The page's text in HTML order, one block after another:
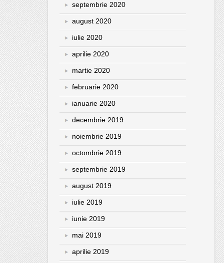
septembrie 2020
august 2020
iulie 2020
aprilie 2020
martie 2020
februarie 2020
ianuarie 2020
decembrie 2019
noiembrie 2019
octombrie 2019
septembrie 2019
august 2019
iulie 2019
iunie 2019
mai 2019
aprilie 2019